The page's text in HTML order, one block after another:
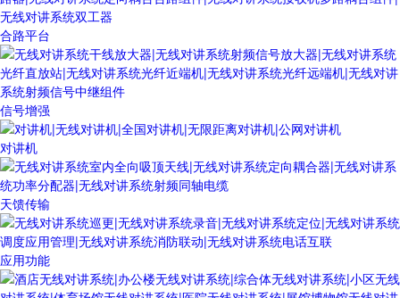
合路平台
信号增强
对讲机
天馈传输
应用功能